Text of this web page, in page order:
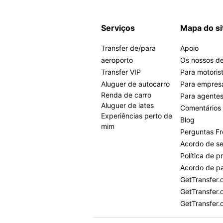
Serviços
Transfer de/para
aeroporto
Transfer VIP
Aluguer de autocarro
Renda de carro
Aluguer de iates
Experiências perto de
mim
Mapa do
Apoio
Os nossos
Para
Para
Para
Comentários
Blog
Perguntas
Acordo de
Política de
Acordo de